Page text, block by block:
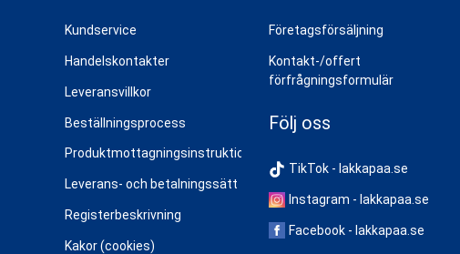
Kundservice
Handelskontakter
Leveransvillkor
Beställningsprocess
Produktmottagningsinstruktioner
Leverans- och betalningssätt
Registerbeskrivning
Kakor (cookies)
Företagsförsäljning
Kontakt-/offert
förfrågningsformulär
Följ oss
TikTok - lakkapaa.se
Instagram - lakkapaa.se
Facebook - lakkapaa.se